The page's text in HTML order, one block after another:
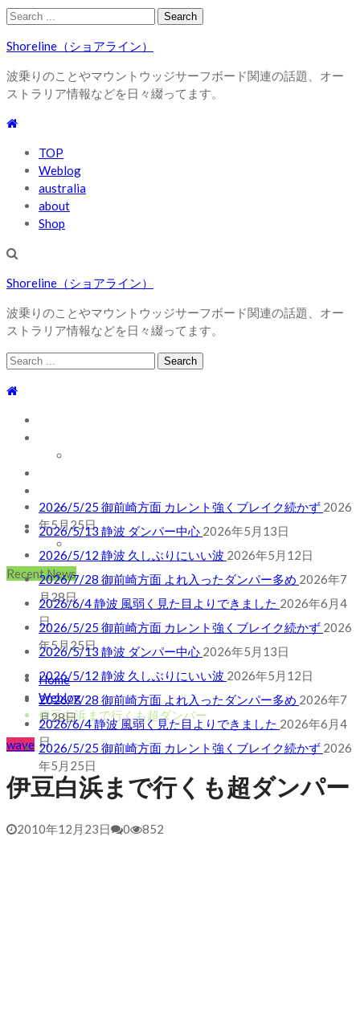
Skip
navigation
Skip
content
Search
Shoreline（ショアライン）
波乗りのことやマウントウッジサーフボード関連の話題、オー
ストラリア情報などを日々綴ってます。
TOP
Weblog
australia
about
Shop
Shoreline（ショアライン）
波乗りのことやマウントウッジサーフボード関連の話題、オー
ストラリア情報などを日々綴ってます。
Search
お問い合わせ
SHOP
Recent News
年5月25日
2026/5/13 静波 ダンパー中心 2026年5月13日
2026/5/12 静波 久しぶりにいい波2026年5月12日
2026/7/28 御前崎方面 よれ入ったダンパー多め2026年7
月28日
2026/6/4 静波 風弱く見た目よりできました2026年6月4
日
2026/5/25 御前崎方面 カレント強くブレイク続かず2026
年5月25日
2026/5/13 静波 ダンパー中心 2026年5月13日
2026/5/12 静波 久しぶりにいい波2026年5月12日
2026/7/28 御前崎方面 よれ入ったダンパー多め2026年7
月28日
2026/6/4 静波 風弱く見た目よりできました2026年6月4
日
2026/5/25 御前崎方面 カレント強くブレイク続かず2026
年5月25日
Home
Weblog
伊豆白浜まで行くも超ダンパー
wave
伊豆白浜まで行くも超ダンパー
2010年12月23日 0 852